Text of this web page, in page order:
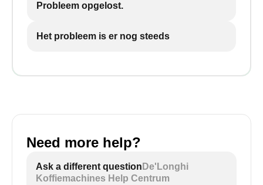
Probleem opgelost.
Het probleem is er nog steeds
Need more help?
Ask a different question De'Longhi
Koffiemachines Help Centrum